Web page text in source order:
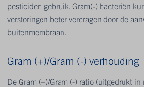
pesticiden gebruik. Gram(-) bacteriën
verstoringen beter verdragen door de
buitenmembraan.
Gram (+)/Gram (-) verhouding
De Gram (+)/Gram (-) ratio (uitgedrukt in